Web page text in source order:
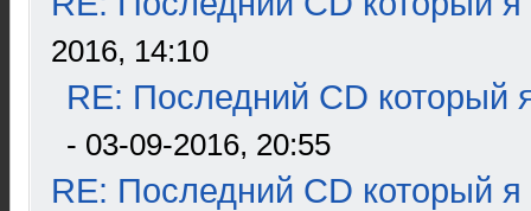
2016, 14:10
RE: Последний CD который
- 03-09-2016, 20:55
RE: Последний CD который я